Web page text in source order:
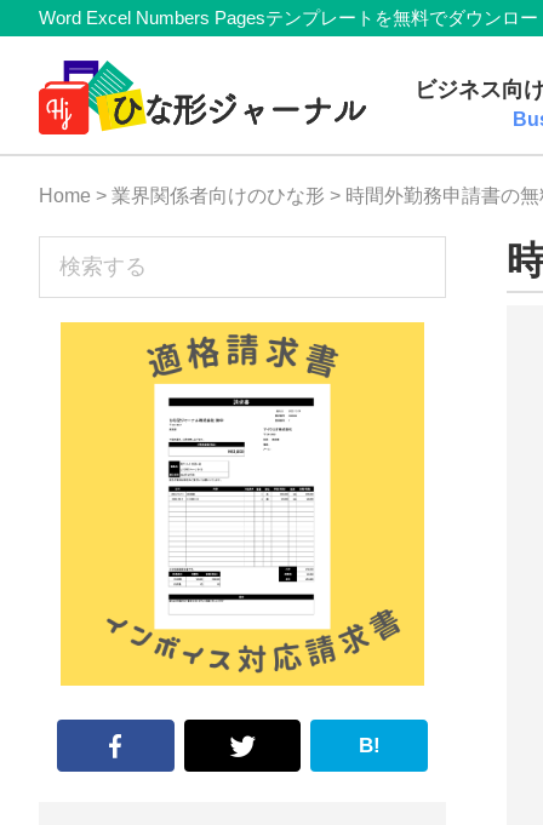
Skip
primary
navigation
Skip
content
Skip
primary
sidebar
Skip
footer
Member
Navigation
Word Excel Numbers Pagesテンプレートを無料でダウンロ
料
テ
ン
レ
形
ジ
ャ
ー
ナ
ビジネス向
Home > 業界関係者向けのひな形 > 時間外勤務申請書の
sidebar
B!